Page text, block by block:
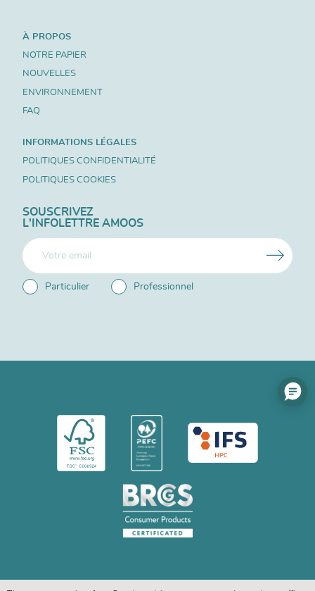
À PROPOS
NOTRE PAPIER
NOUVELLES
ENVIRONNEMENT
FAQ
INFORMATIONS LÉGALES
POLITIQUES CONFIDENTIALITÉ
POLITIQUES COOKIES
SOUSCRIVEZ
L'INFOLETTRE AMOOS
Particulier Professionnel